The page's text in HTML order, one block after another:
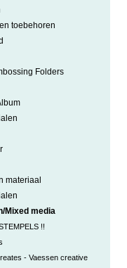
toebehoren
Folders
materiaal
Mixed media
!!
- Vaessen creative